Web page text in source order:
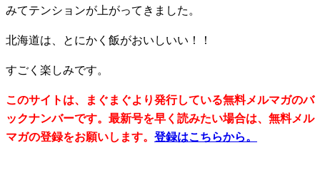
みてテンションが上がってきました。
北海道は、とにかく飯がおいしいい！！
すごく楽しみです。
このサイトは、まぐまぐより発行している無料メルマガのバ
ックナンバーです。最新号を早く読みたい場合は、無料メル
マガの登録をお願いします。 登録はこちらから。